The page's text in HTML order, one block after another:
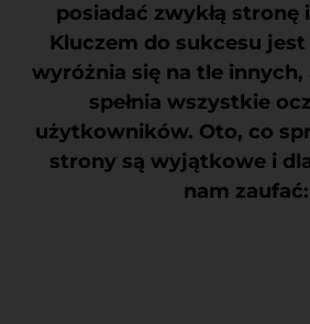
posiadać zwykłą
Kluczem do sukcesu
wyróżnia się na tle innych,
spełnia wszystkie
użytkowników. Oto, co
strony są wyjątkowe i
nam zaufać: